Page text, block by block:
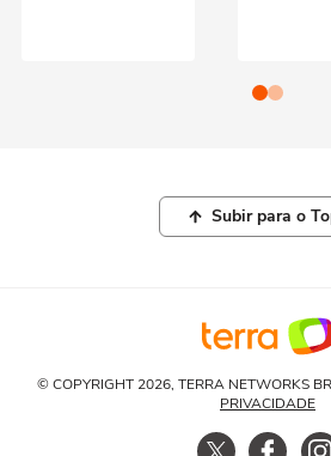
Subir para o
© COPYRIGHT 2026, TERRA NETWORKS
PRIVACIDADE